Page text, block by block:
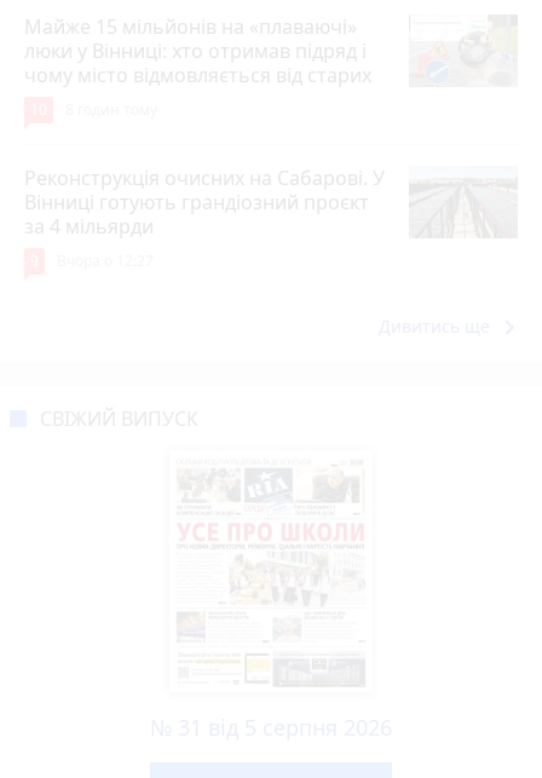
Майже 15 мільйонів на «плаваючі»
люки у Вінниці: хто отримав підряд і
чому місто відмовляється від старих
Реконструкція очисних на Сабарові. У
Вінниці готують грандіозний проєкт
за 4 мільярди